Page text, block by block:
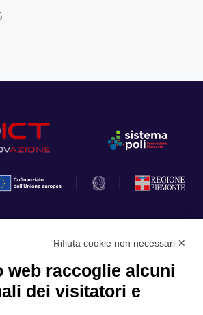
Rifiuta cookie non necessari ✕
web raccoglie alcuni
dei visitatori e